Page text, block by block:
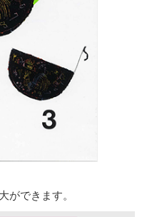
ができます。